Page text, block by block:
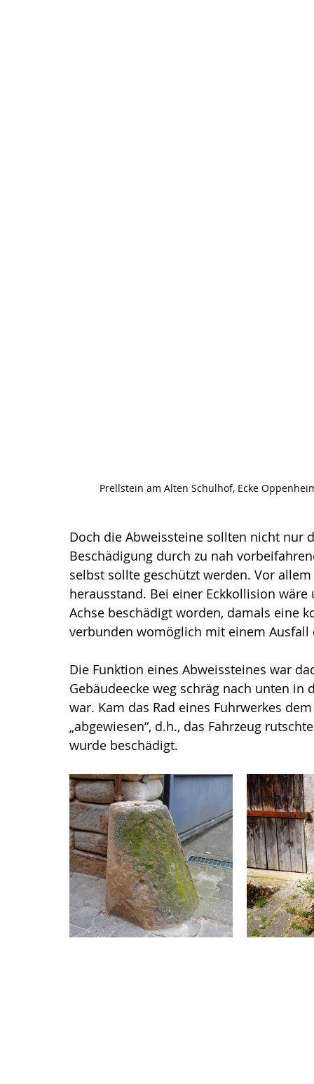
Prellstein am Alten Schulhof, Ecke
Doch die Abweissteine sollten nicht nur
Beschädigung durch zu nah
selbst sollte geschützt werden. Vor allem
herausstand. Bei einer Eckkollision
Achse beschädigt worden, damals eine
verbunden womöglich mit einem Ausfall
Die Funktion eines Abweissteines war
Gebäudeecke weg schräg nach unten
war. Kam das Rad eines Fuhrwerkes
„abgewiesen“, d.h., das Fahrzeug
wurde beschädigt.